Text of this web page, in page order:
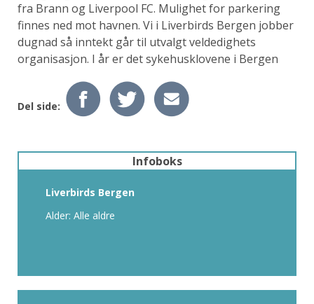
fra Brann og Liverpool FC. Mulighet for parkering
finnes ned mot havnen. Vi i Liverbirds Bergen jobber
dugnad så inntekt går til utvalgt veldedighets
organisasjon. I år er det sykehusklovene i Bergen
Del side:
Infoboks
Liverbirds Bergen
Alder: Alle aldre